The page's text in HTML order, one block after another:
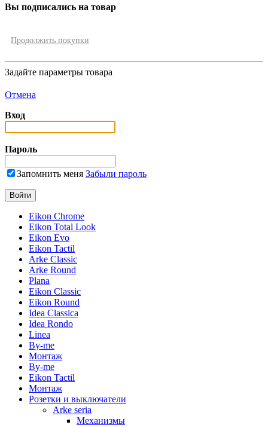
Вы подписались на товар
Продолжить покупки
Задайте параметры товара
Отмена
Вход
Пароль
Запомнить меня Забыли пароль
Eikon Chrome
Eikon Total Look
Eikon Evo
Eikon Tactil
Arke Classic
Arke Round
Plana
Eikon Classic
Eikon Round
Idea Classica
Idea Rondo
Linea
By-me
Монтаж
By-me
Eikon Tactil
Монтаж
Розетки и выключатели
Arke seria
Механизмы